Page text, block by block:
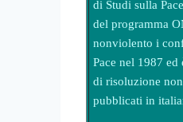
di Studi sulla
del programma
nonviolento i
Pace nel 1987
di risoluzione
pubblicati in